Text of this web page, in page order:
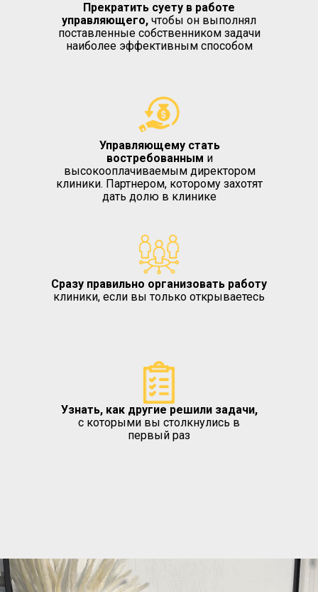
Управляющему стать
востребованным и
высокооплачиваемым директором
клиники. Партнером, которому захотят
дать долю в клинике
Прекратить суету в работе
управляющего, чтобы он выполнял
поставленные собственником задачи
наиболее эффективным способом
Сразу правильно организовать работу
клиники, если вы только открываетесь
Узнать, как другие решили задачи,
с которыми вы столкнулись в
первый раз